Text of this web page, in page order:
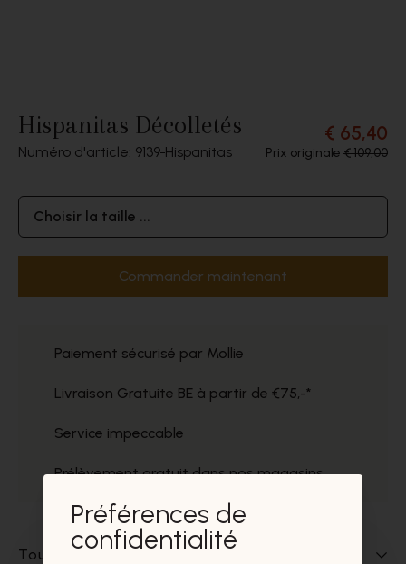
Hispanitas Décolletés
Numéro d'article: 9139 Hispanitas
€ 65,40
Prix originale € 109,00
Choisir la taille ...
Commander maintenant
Paiement sécurisé par Mollie
Livraison Gratuite BE à partir de €75,-*
Service impeccable
Prélèvement gratuit dans nos magasins
Tout sur ce produit
Préférences de
confidentialité